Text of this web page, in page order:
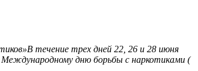
течение трех дней 22, 26 и 28 июня
дню борьбы с наркотиками (